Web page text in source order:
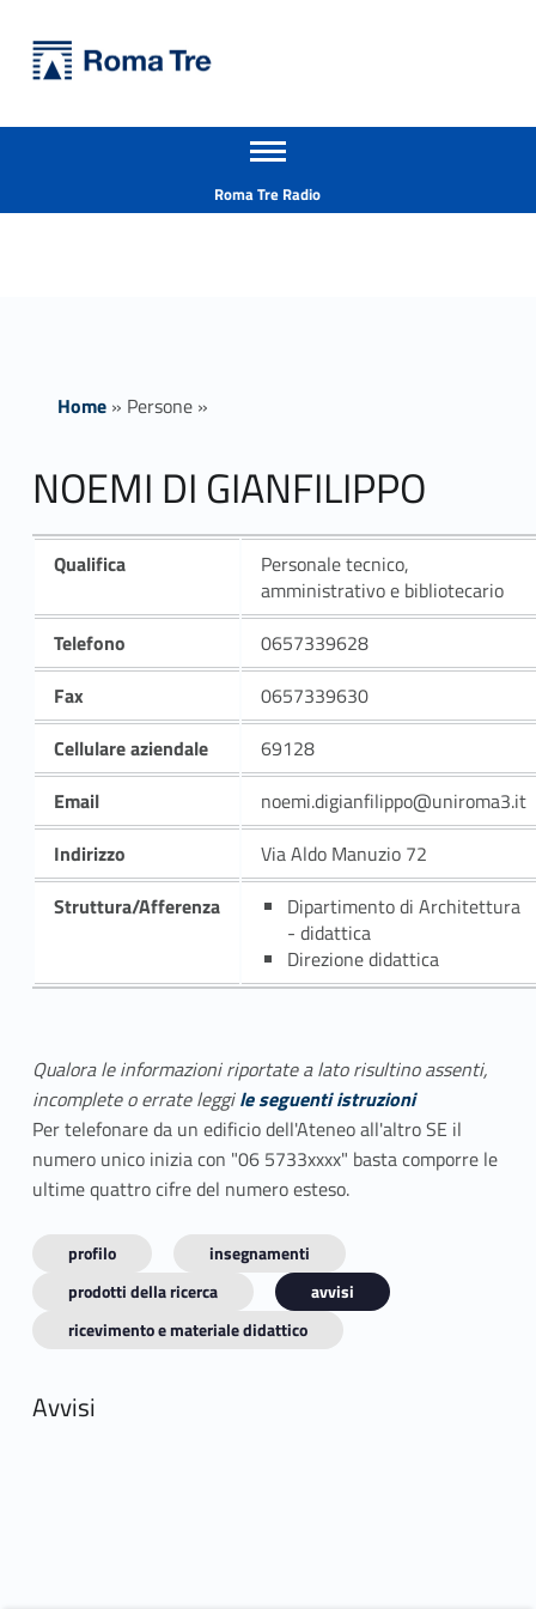
NOEMI DI GIANFILIPPO - Università Roma Tre
Apri il menu secondario
Roma Tre Radio
Home» Persone»
NOEMI DI GIANFILIPPO
Qualifica
Personale tecnico,
amministrativo e bibliotecario
Telefono
0657339628
Fax
0657339630
Cellulare aziendale
69128
Email
noemi.digianfilippo@uniroma3.it
Indirizzo
Via Aldo Manuzio 72
Struttura/Afferenza
Dipartimento di Architettura
- didattica
Direzione didattica
Qualora le informazioni riportate a lato risultino assenti,
incomplete o errate leggile seguenti istruzioni
Per telefonare da un edificio dell'Ateneo all'altro SE il
numero unico inizia con "06 5733xxxx" basta comporre le
ultime quattro cifre del numero esteso.
profilo
insegnamenti
prodotti della ricerca
avvisi
ricevimento e materiale didattico
Avvisi